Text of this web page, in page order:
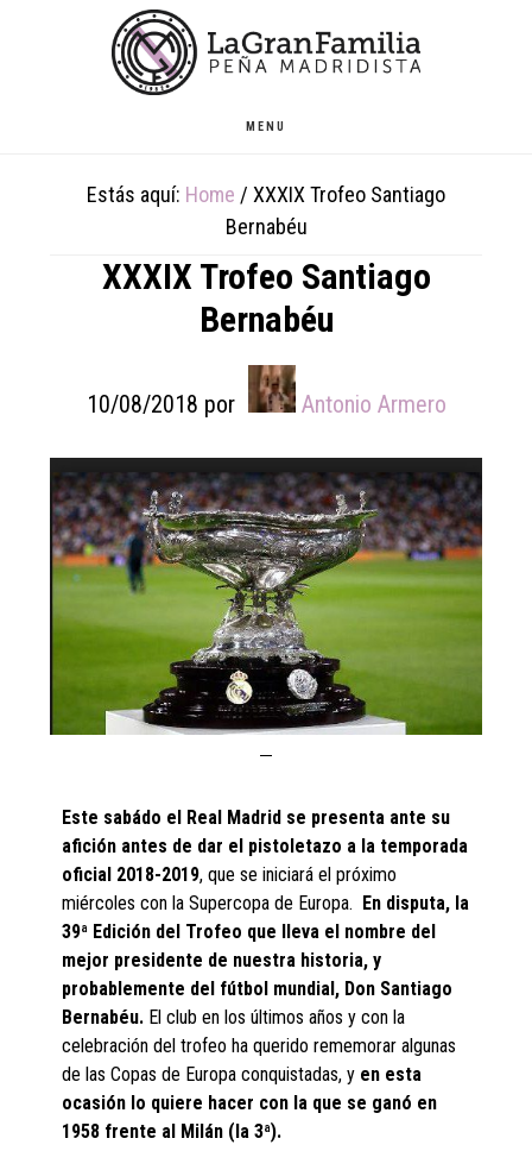
MENU
Estás aquí: Home / XXXIX Trofeo Santiago
Bernabéu
XXXIX Trofeo Santiago
Bernabéu
10/08/2018 por Antonio Armero
Este sabádo el Real Madrid se presenta ante su
afición antes de dar el pistoletazo a la temporada
oficial 2018-2019, que se iniciará el próximo
miércoles con la Supercopa de Europa. En disputa, la
39ª Edición del Trofeo que lleva el nombre del
mejor presidente de nuestra historia, y
probablemente del fútbol mundial, Don Santiago
Bernabéu. El club en los últimos años y con la
celebración del trofeo ha querido rememorar algunas
de las Copas de Europa conquistadas, y en esta
ocasión lo quiere hacer con la que se ganó en
1958 frente al Milán (la 3ª).